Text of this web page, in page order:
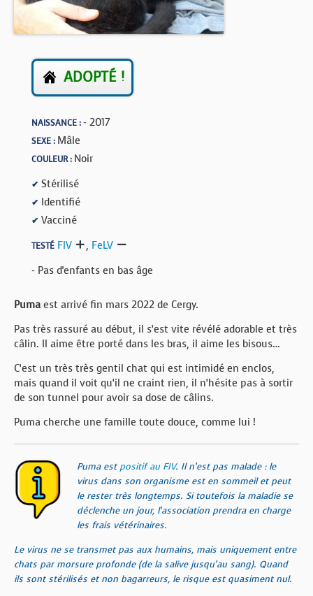
BOUTIQUE
ADOPTÉ !
NAISSANCE :- 2017
SEXE : Mâle
COULEUR : Noir
✔ Stérilisé
✔ Identifié
✔ Vacciné
TESTÉ FIV , FeLV
- Pas d'enfants en bas âge
Puma est arrivé fin mars 2022 de Cergy.
Pas très rassuré au début, il s’est vite révélé adorable et très
câlin. Il aime être porté dans les bras, il aime les bisous…
C’est un très très gentil chat qui est intimidé en enclos,
mais quand il voit qu’il ne craint rien, il n’hésite pas à sortir
de son tunnel pour avoir sa dose de câlins.
Puma cherche une famille toute douce, comme lui !
Puma est positif au FIV. Il n’est pas malade : le
virus dans son organisme est en sommeil et peut
le rester très longtemps. Si toutefois la maladie se
déclenche un jour, l’association prendra en charge
les frais vétérinaires.
Le virus ne se transmet pas aux humains, mais uniquement entre
chats par morsure profonde (de la salive jusqu’au sang). Quand
ils sont stérilisés et non bagarreurs, le risque est quasiment nul.